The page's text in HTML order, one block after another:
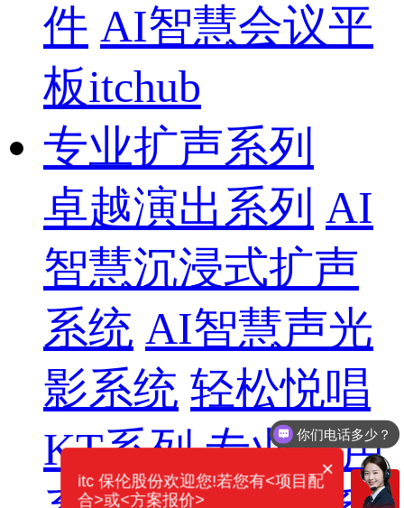
件 AI智慧会议平
板itchub
专业扩声系列
卓越演出系列 AI
智慧沉浸式扩声
系统 AI智慧声光
影系统 轻松悦唱
KT系列 专业扩声
你们电话多少？
需要产品报价
×
itc 保伦股份欢迎您!若您有<项目配
合>或<方案报价>